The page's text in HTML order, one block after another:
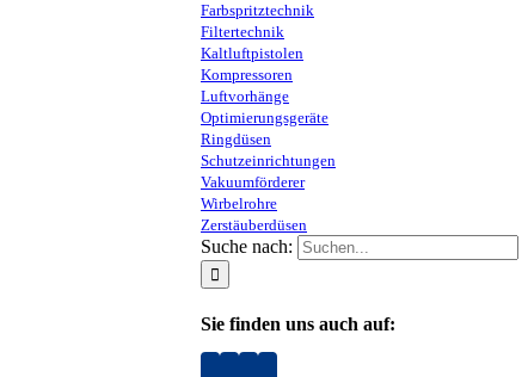
Farbspritztechnik
Filtertechnik
Kaltluftpistolen
Kompressoren
Luftvorhänge
Optimierungsgeräte
Ringdüsen
Schutzeinrichtungen
Vakuumförderer
Wirbelrohre
Zerstäuberdüsen
Suche nach:
Sie finden uns auch auf: